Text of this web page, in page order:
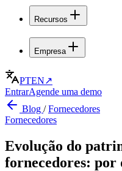
Recursos
Empresa
PTEN↗
EntrarAgende uma demo
Blog /Fornecedores
Fornecedores
Evolução do
fornecedores: por